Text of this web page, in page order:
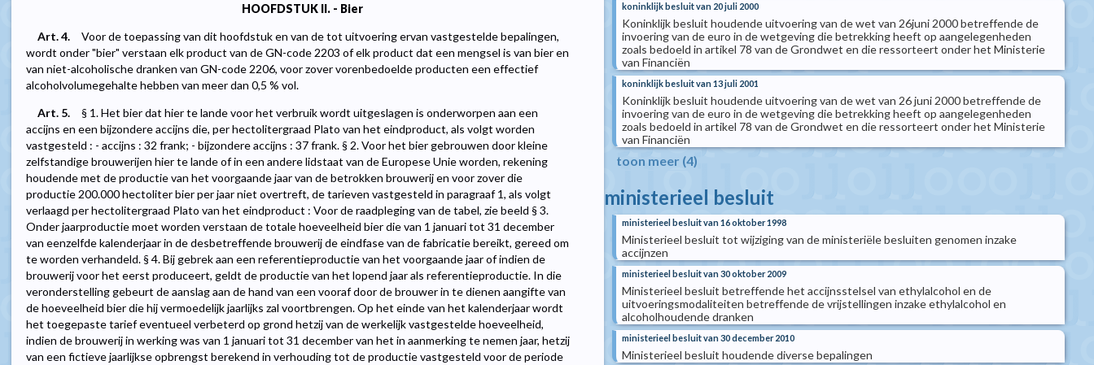
HOOFDSTUK II. - Bier
Art. 4.
Voor de toepassing van dit hoofdstuk en van de tot uitvoering ervan vastgestelde bepalingen,
wordt onder "bier" verstaan elk product van de GN-code 2203 of elk product dat een mengsel is van bier en
van niet-alcoholische dranken van GN-code 2206, voor zover vorenbedoelde producten een effectief
alcoholvolumegehalte hebben van meer dan 0,5 % vol.
Art. 5.
§ 1. Het bier dat hier te lande voor het verbruik wordt uitgeslagen is onderworpen aan een
accijns en een bijzondere accijns die, per hectolitergraad Plato van het eindproduct, als volgt worden
vastgesteld : - accijns : 32 frank; - bijzondere accijns : 37 frank. § 2. Voor het bier gebrouwen door kleine
zelfstandige brouwerijen hier te lande of in een andere lidstaat van de Europese Unie worden, rekening
houdende met de productie van het voorgaande jaar van de betrokken brouwerij en voor zover die
productie 200.000 hectoliter bier per jaar niet overtreft, de tarieven vastgesteld in paragraaf 1, als volgt
verlaagd per hectolitergraad Plato van het eindproduct : Voor de raadpleging van de tabel, zie beeld § 3.
Onder jaarproductie moet worden verstaan de totale hoeveelheid bier die van 1 januari tot 31 december
van eenzelfde kalenderjaar in de desbetreffende brouwerij de eindfase van de fabricatie bereikt, gereed om
te worden verhandeld. § 4. Bij gebrek aan een referentieproductie van het voorgaande jaar of indien de
brouwerij voor het eerst produceert, geldt de productie van het lopend jaar als referentieproductie. In die
veronderstelling gebeurt de aanslag aan de hand van een vooraf door de brouwer in te dienen aangifte van
de hoeveelheid bier die hij vermoedelijk jaarlijks zal voortbrengen. Op het einde van het kalenderjaar wordt
het toegepaste tarief eventueel verbeterd op grond hetzij van de werkelijk vastgestelde hoeveelheid,
indien de brouwerij in werking was van 1 januari tot 31 december van het in aanmerking te nemen jaar, hetzij
van een fictieve jaarlijkse opbrengst berekend in verhouding tot de productie vastgesteld voor de periode
koninklijk besluit van 20 juli 2000
Koninklijk besluit houdende uitvoering van de wet van 26juni 2000 betreffende de
invoering van de euro in de wetgeving die betrekking heeft op aangelegenheden
zoals bedoeld in artikel 78 van de Grondwet en die ressorteert onder het Ministerie
van Financiën
koninklijk besluit van 13 juli 2001
Koninklijk besluit houdende uitvoering van de wet van 26 juni 2000 betreffende de
invoering van de euro in de wetgeving die betrekking heeft op aangelegenheden
zoals bedoeld in artikel 78 van de Grondwet en die ressorteert onder het Ministerie
van Financiën
toon meer (4)
ministerieel besluit
ministerieel besluit van 16 oktober 1998
Ministerieel besluit tot wijziging van de ministeriële besluiten genomen inzake
accijnzen
ministerieel besluit van 30 oktober 2009
Ministerieel besluit betreffende het accijnsstelsel van ethylalcohol en de
uitvoeringsmodaliteiten betreffende de vrijstellingen inzake ethylalcohol en
alcoholhoudende dranken
ministerieel besluit van 30 december 2010
Ministerieel besluit houdende diverse bepalingen